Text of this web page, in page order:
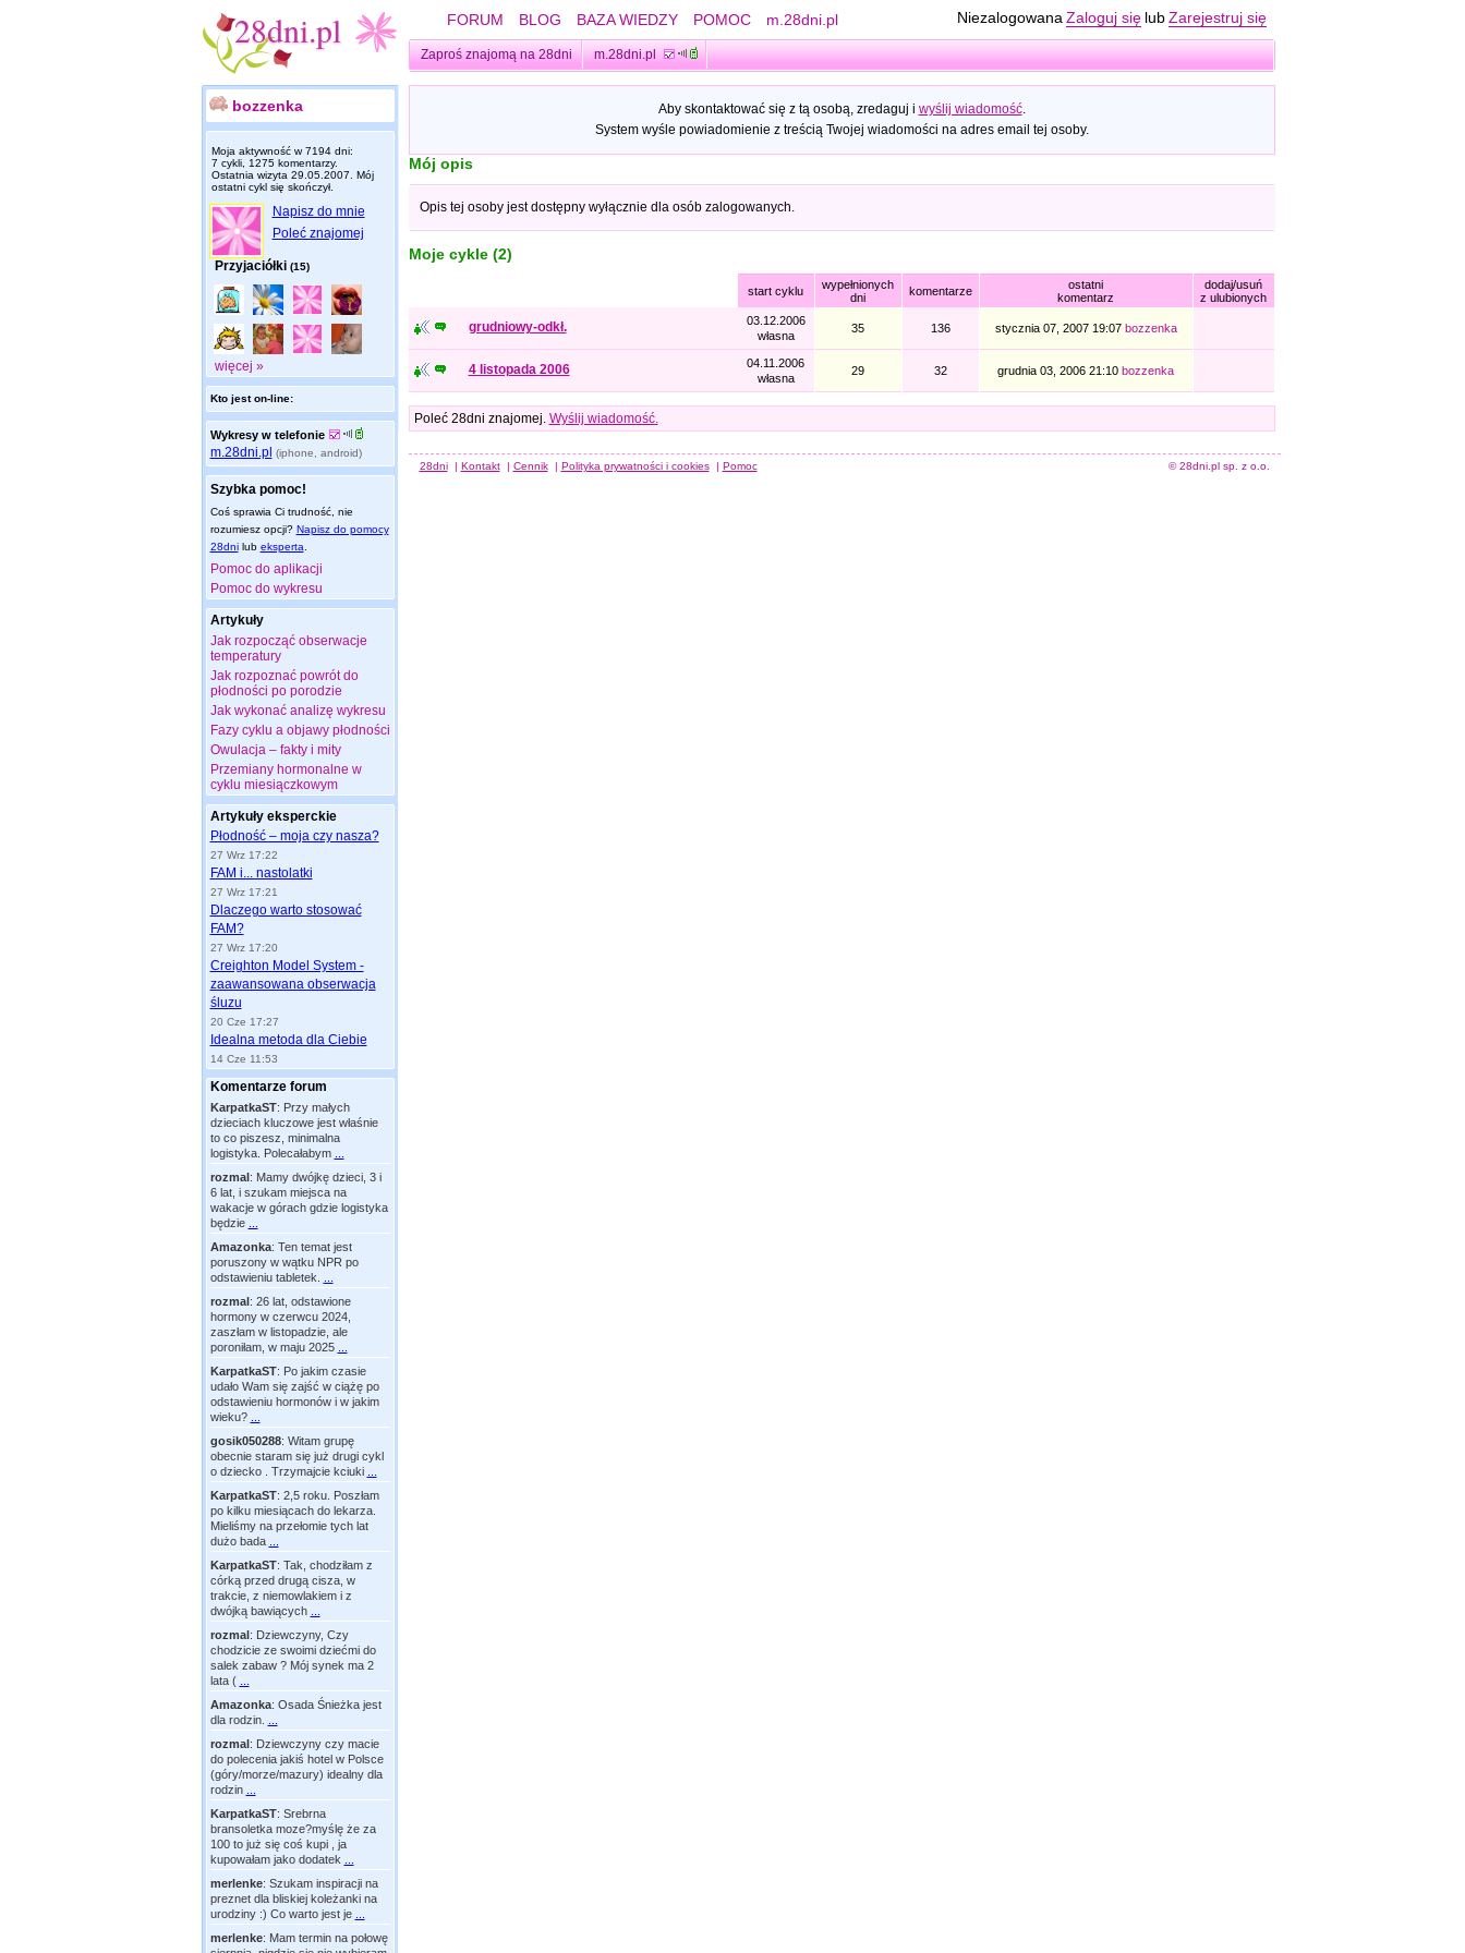
FORUM BLOG BAZA WIEDZY POMOC m.28dni.pl Niezalogowana Zaloguj się lub Zarejestruj się
Zaproś znajomą na 28dni m.28dni.pl
bozzenka
Moja aktywność w 7194 dni:
7 cykli, 1275 komentarzy.
Ostatnia wizyta 29.05.2007 . Mój
ostatni cykl się skończył.
Napisz do mnie
Poleć znajomej
Przyjaciółki (15)
więcej »
Kto jest on-line:
Wykresy w telefonie
m.28dni.pl (iphone, android)
Szybka pomoc!
Coś sprawia Ci trudność, nie
rozumiesz opcji? Napisz do pomocy
28dnilub eksperta
Pomoc do aplikacji
Pomoc do wykresu
Artykuły
Jak rozpocząć obserwacje
temperatury
Jak rozpoznać powrót do
płodności po porodzie
Jak wykonać analizę wykresu
Fazy cyklu a objawy płodności
Owulacja – fakty i mity
Przemiany hormonalne w
cyklu miesiączkowym
Artykuły eksperckie
Płodność – moja czy nasza?
27 Wrz 17:22
FAM i... nastolatki
27 Wrz 17:21
Dlaczego warto stosować
FAM?
27 Wrz 17:20
Creighton Model System -
zaawansowana obserwacja
śluzu
20 Cze 17:27
Idealna metoda dla Ciebie
14 Cze 11:53
Komentarze forum
KarpatkaST: Przy małych
dzieciach kluczowe jest właśnie
to co piszesz, minimalna
logistyka. Polecałabym
rozmal: Mamy dwójkę dzieci, 3 i
6 lat, i szukam miejsca na
wakacje w górach gdzie logistyka
będzie
Amazonka: Ten temat jest
poruszony w wątku NPR po
odstawieniu tabletek.
rozmal: 26 lat, odstawione
hormony w czerwcu 2024,
zaszłam w listopadzie, ale
poroniłam, w maju 2025
KarpatkaST: Po jakim czasie
udało Wam się zajść w ciążę po
odstawieniu hormonów i w jakim
wieku?
gosik050288: Witam grupę
obecnie staram się już drugi cykl
o dziecko . Trzymajcie kciuki
KarpatkaST: 2,5 roku. Poszłam
po kilku miesiącach do lekarza.
Mieliśmy na przełomie tych lat
dużo bada
KarpatkaST: Tak, chodziłam z
córką przed drugą cisza, w
trakcie, z niemowlakiem i z
dwójką bawiących
rozmal: Dziewczyny, Czy
chodzicie ze swoimi dziećmi do
salek zabaw ? Mój synek ma 2
lata (
Amazonka: Osada Śnieżka jest
dla rodzin.
rozmal: Dziewczyny czy macie
do polecenia jakiś hotel w Polsce
(góry/morze/mazury) idealny dla
rodzin
KarpatkaST: Srebrna
bransoletka moze?myślę że za
100 to już się coś kupi , ja
kupowałam jako dodatek
merlenke: Szukam inspiracji na
preznet dla bliskiej koleżanki na
urodziny :) Co warto jest je
merlenke: Mam termin na połowę
Aby skontaktować się z tą osobą, zredaguj i wyślij wiadomość.
System wyśle powiadomienie z treścią Twojej wiadomości na adres email tej osoby.
Mój opis
Opis tej osoby jest dostępny wyłącznie dla osób zalogowanych.
Moje cykle (2)
start cyklu
wypełnionych
dni
komentarze
ostatni
komentarz
dodaj/usuń
z ulubionych
grudniowy-odkł.
03.12.2006
własna
35 136 stycznia 07, 2007 19:07 bozzenka
4 listopada 2006
04.11.2006
własna
29 32 grudnia 03, 2006 21:10 bozzenka
Poleć 28dni znajomej. Wyślij wiadomość.
28dni | Kontakt | Cennik | Polityka prywatności i cookies | Pomoc © 28dni.pl sp. z o.o.